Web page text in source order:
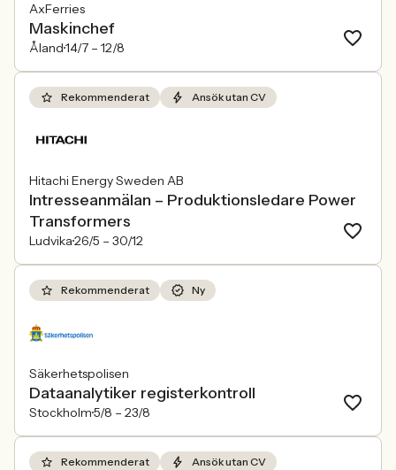
AxFerries
Maskinchef
Åland14/7 – 12/8
Rekommenderat Ansök utan CV
Hitachi Energy Sweden AB
Intresseanmälan – Produktionsledare Power
Transformers
Ludvika26/5 – 30/12
Rekommenderat Ny
Säkerhetspolisen
Dataanalytiker registerkontroll
Stockholm5/8 – 23/8
Rekommenderat Ansök utan CV